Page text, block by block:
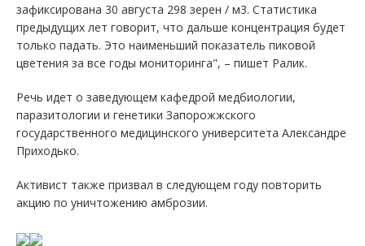
зафиксирована 30 августа 298 зерен / м3. Статистика
предыдущих лет говорит, что дальше концентрация будет
только падать. Это наименьший показатель пиковой
цветения за все годы мониторинга", – пишет Ралик.
Речь идет о заведующем кафедрой медбиологии,
паразитологии и генетики Запорожжского
государственного медицинского университета Александре
Приходько.
Активист также призвал в следующем году повторить
акцию по уничтожению амброзии.